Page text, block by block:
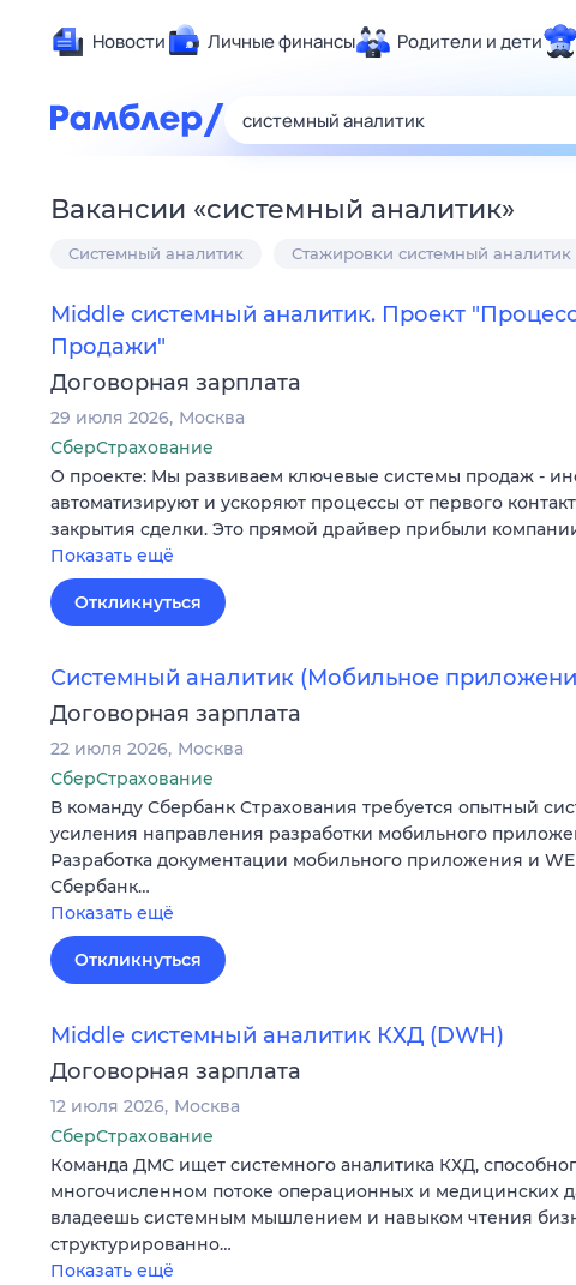
Новости Личные финансы Родители и дети
Развлечения
Спорт
Карьера
Технологии и
Вакансии «системный аналитик»
Системный аналитик Стажировки системный аналитик
Middle системный аналитик. Проект
Продажи"
Договорная зарплата
29 июля 2026 Москва
СберСтрахование
О проекте: Мы развиваем ключевые системы продаж -
автоматизируют и ускоряют процессы от первого
закрытия сделки. Это прямой драйвер прибыли
Показать ещё
Откликнуться
Системный аналитик (Мобильное
Договорная зарплата
22 июля 2026 Москва
СберСтрахование
В команду Сбербанк Страхования требуется опытный
усиления направления разработки мобильного
Разработка документации мобильного приложения и
Сбербанк…
Показать ещё
Откликнуться
Middle системный аналитик КХД (DWH)
Договорная зарплата
12 июля 2026 Москва
СберСтрахование
Команда ДМС ищет системного аналитика КХД,
многочисленном потоке операционных и медицинских
владеешь системным мышлением и навыком чтения
структурированно…
Показать ещё